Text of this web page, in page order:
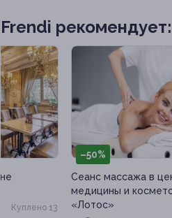
Frendi рекомендует:
–50%
Сеанс массажа в центре
медицины и косметологии
«Лотос»